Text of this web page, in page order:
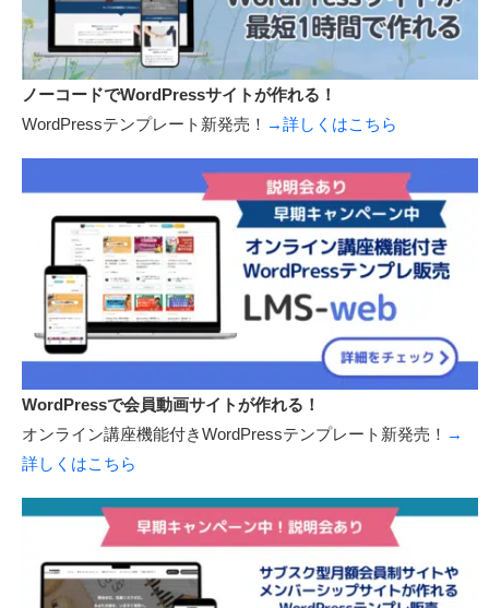
ノーコードでWordPressサイトが作れる！
WordPressテンプレート新発売！ →詳しくはこちら
WordPressで会員動画サイトが作れる！
オンライン講座機能付きWordPressテンプレート新発売！ →
詳しくはこちら